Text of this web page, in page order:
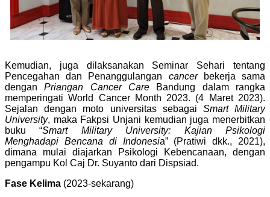
Kemudian, juga dilaksanakan Seminar Sehari tentang
Pencegahan dan Penanggulangan cancer
bekerja sama
denganPriangan Cancer Care Bandung dalam rangka
memperingati World Cancer Month 2023. (4 Maret 2023).
Sejalan dengan moto universitas sebagai Smart Military
University, maka Fakpsi Unjani kemudian juga menerbitkan
buku “Smart Military University: Kajian Psikologi
Menghadapi Bencana di Indonesia” (Pratiwi dkk., 2021),
dimana mulai diajarkan Psikologi Kebencanaan, dengan
pengampu Kol Caj Dr. Suyanto dari Dispsiad.
Fase Kelima (2023-sekarang)